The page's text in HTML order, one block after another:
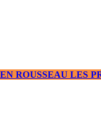
ROUSSEAU LES